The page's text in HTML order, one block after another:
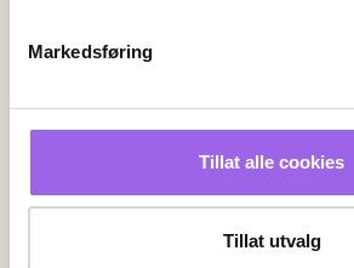
Markedsføring
Tillat alle cookies
Tillat utvalg
Følg oss
Endre innstillingene for